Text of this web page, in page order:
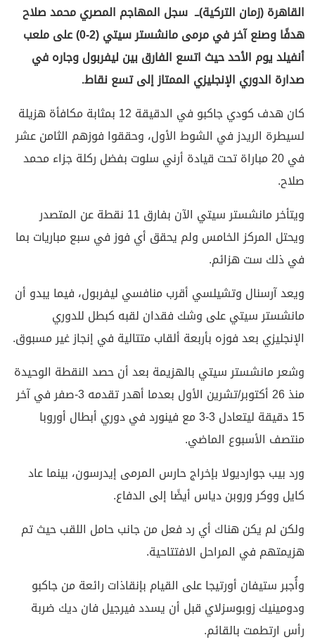
القاهرة (زمان التركية)ــ سجل المهاجم المصري محمد صلاح
هدفًا وصنع آخر في مرمى مانشستر سيتي (2-0) على ملعب
أنفيلد يوم الأحد حيث اتسع الفارق بين ليفربول وجاره في
صدارة الدوري الإنجليزي الممتاز إلى تسع نقاط.
كان هدف كودي جاكبو في الدقيقة 12 بمثابة مكافأة هزيلة
لسيطرة الريدز في الشوط الأول، وحققوا فوزهم الثامن عشر
في 20 مباراة تحت قيادة أرني سلوت بفضل ركلة جزاء محمد
صلاح.
ويتأخر مانشستر سيتي الآن بفارق 11 نقطة عن المتصدر
ويحتل المركز الخامس ولم يحقق أي فوز في سبع مباريات بما
في ذلك ست هزائم.
ويعد آرسنال وتشيلسي أقرب منافسي ليفربول، فيما يبدو أن
مانشستر سيتي على وشك فقدان لقبه كبطل للدوري
الإنجليزي بعد فوزه بأربعة ألقاب متتالية في إنجاز غير مسبوق.
وشعر مانشستر سيتي بالهزيمة بعد أن حصد النقطة الوحيدة
منذ 26 أكتوبر/تشرين الأول بعدما أهدر تقدمه 3-صفر في آخر
15 دقيقة ليتعادل 3-3 مع فينورد في دوري أبطال أوروبا
منتصف الأسبوع الماضي.
ورد بيب جوارديولا بإخراج حارس المرمى إيدرسون، بينما عاد
كايل ووكر وروبن دياس أيضًا إلى الدفاع.
ولكن لم يكن هناك أي رد فعل من جانب حامل اللقب حيث تم
هزيمتهم في المراحل الافتتاحية.
وأُجبر ستيفان أورتيجا على القيام بإنقاذات رائعة من جاكبو
ودومينيك زوبوسزلاي قبل أن يسدد فيرجيل فان ديك ضربة
رأس ارتطمت بالقائم.